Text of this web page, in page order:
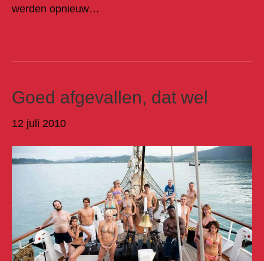
werden opnieuw…
Goed afgevallen, dat wel
12 juli 2010